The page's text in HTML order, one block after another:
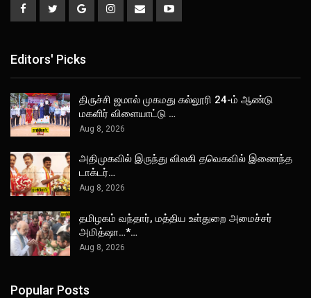
Editors' Picks
திருச்சி ஜமால் முகமது கல்லூரி 24-ம் ஆண்டு
மகளிர் விளையாட்டு …
Aug 8, 2026
அதிமுகவில் இருந்து விலகி தவெகவில் இணைந்த
டாக்டர்…
Aug 8, 2026
தமிழகம் வந்தார், மத்திய உள்துறை அமைச்சர்
அமித்ஷா…*…
Aug 8, 2026
Popular Posts